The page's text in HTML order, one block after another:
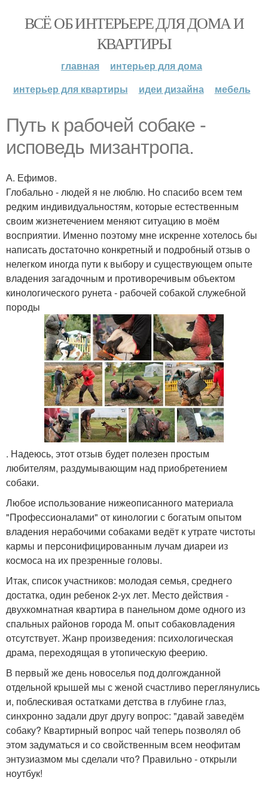
ВСЁ ОБ ИНТЕРЬЕРЕ ДЛЯ ДОМА И
КВАРТИРЫ
главная
интерьер для дома
интерьер для квартиры
идеи дизайна мебель
Путь к рабочей собаке -
исповедь мизантропа.
А. Ефимов.
Глобально - людей я не люблю. Но спасибо всем тем
редким индивидуальностям, которые естественным
своим жизнетечением меняют ситуацию в моём
восприятии. Именно поэтому мне искренне хотелось бы
написать достаточно конкретный и подробный отзыв о
нелегком иногда пути к выбору и существующем опыте
владения загадочным и противоречивым объектом
кинологического рунета - рабочей собакой служебной
породы
. Надеюсь, этот отзыв будет полезен простым
любителям, раздумывающим над приобретением
собаки.
Любое использование нижеописанного материала
"Профессионалами" от кинологии с богатым опытом
владения нерабочими собаками ведёт к утрате чистоты
кармы и персонифицированным лучам диареи из
космоса на их презренные головы.
Итак, список участников: молодая семья, среднего
достатка, один ребенок 2-ух лет. Место действия -
двухкомнатная квартира в панельном доме одного из
спальных районов города М. опыт собаковладения
отсутствует. Жанр произведения: психологическая
драма, переходящая в утопическую феерию.
В первый же день новоселья под долгожданной
отдельной крышей мы с женой счастливо переглянулись
и, поблескивая остатками детства в глубине глаз,
синхронно задали друг другу вопрос: "давай заведём
собаку? Квартирный вопрос чай теперь позволял об
этом задуматься и со свойственным всем неофитам
энтузиазмом мы сделали что? Правильно - открыли
ноутбук!